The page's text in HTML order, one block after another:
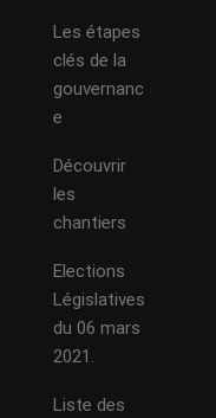
Les étapes
clés de la
gouvernanc
e
Découvrir
les
chantiers
Elections
Législatives
du 06 mars
2021.
Liste des